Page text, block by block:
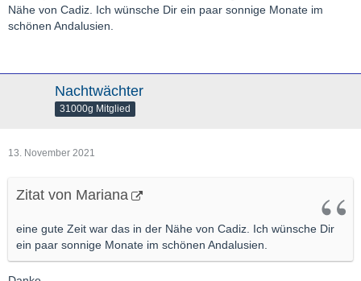
Nähe von Cadiz. Ich wünsche Dir ein paar sonnige Monate im
schönen Andalusien.
Nachtwächter
31000g Mitglied
13. November 2021
Zitat von Mariana
eine gute Zeit war das in der Nähe von Cadiz. Ich wünsche Dir
ein paar sonnige Monate im schönen Andalusien.